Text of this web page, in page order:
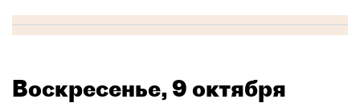
Воскресенье, 9 октября